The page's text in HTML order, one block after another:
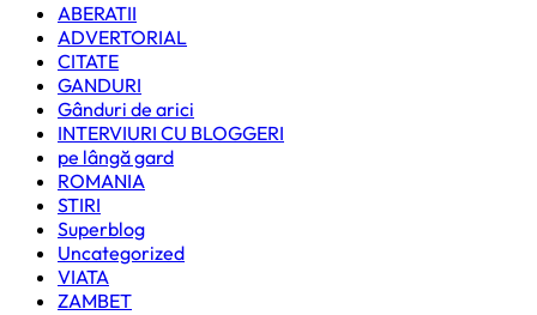
ABERATII
ADVERTORIAL
CITATE
GANDURI
Gânduri de arici
INTERVIURI CU BLOGGERI
pe lângă gard
ROMANIA
STIRI
Superblog
Uncategorized
VIATA
ZAMBET